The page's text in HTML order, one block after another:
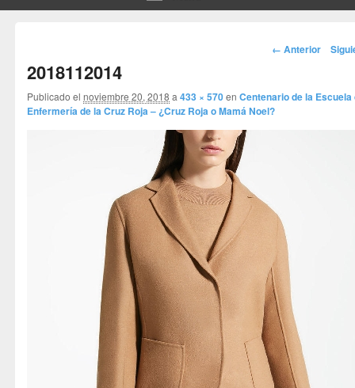
Navegador
← Anterior
2018112014
Publicado el noviembre 20, 2018 a433 × 570enCentenario de la Escuela
Enfermería de la Cruz Roja – ¿Cruz Roja o Mamá Noel?